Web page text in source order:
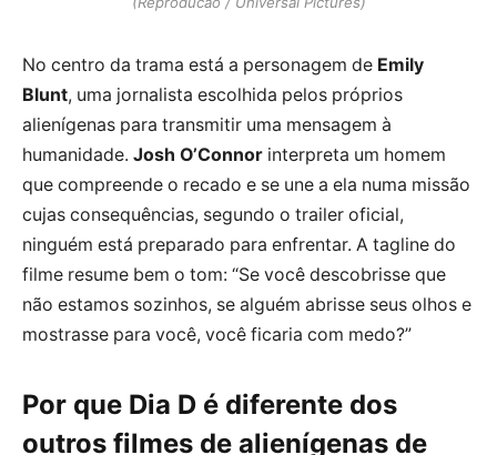
No centro da trama está a personagem de Emily
Blunt, uma jornalista escolhida pelos próprios
alienígenas para transmitir uma mensagem à
humanidade. Josh O’Connor interpreta um homem
que compreende o recado e se une a ela numa missão
cujas consequências, segundo o trailer oficial,
ninguém está preparado para enfrentar. A tagline do
filme resume bem o tom: “Se você descobrisse que
não estamos sozinhos, se alguém abrisse seus olhos e
mostrasse para você, você ficaria com medo?”
Por que Dia D é diferente dos
outros filmes de alienígenas de